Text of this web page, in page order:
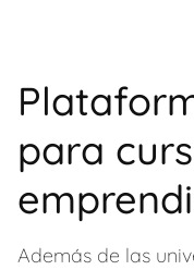
para
Además de las